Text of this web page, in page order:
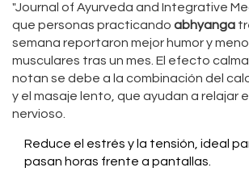
"Journal of Ayurveda and Integrative
que personas practicando abhyanga
semana reportaron mejor humor y
musculares tras un mes. El efecto
notan se debe a la combinación del
y el masaje lento, que ayudan a relajar
nervioso.
Reduce el estrés y la tensión, ideal
pasan horas frente a pantallas.